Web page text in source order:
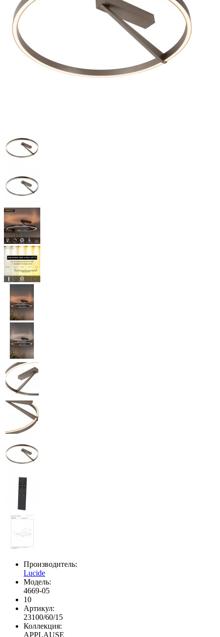
Производитель:
Lucide
Модель:
4669-05
10
Артикул:
23100/60/15
Коллекция:
APPLAUSE